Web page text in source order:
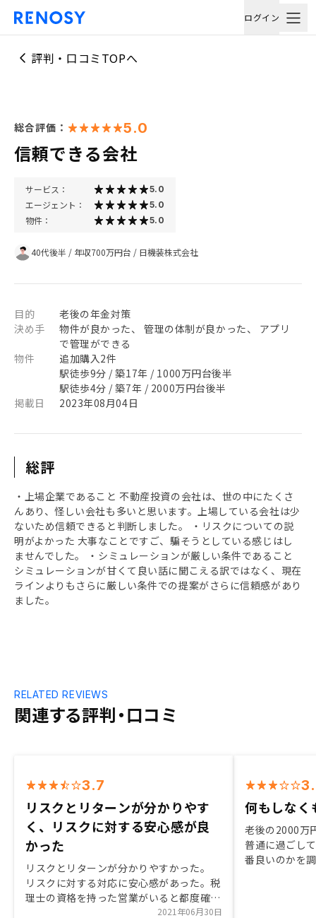
ログイン
評判・口コミTOPへ
総合評価： 5.0
信頼できる会社
サービス： 5.0
エージェント： 5.0
物件： 5.0
40代後半 / 年収700万円台 / 日機装株式会社
目的
老後の年金対策
決め手
物件が良かった、 管理の体制が良かった、 アプリ
で管理ができる
物件
追加購入2件
駅徒歩9分 / 築17年 / 1000万円台後半
駅徒歩4分 / 築7年 / 2000万円台後半
掲載日
2023年08月04日
総評
・上場企業であること 不動産投資の会社は、世の中にたくさ
んあり、怪しい会社も多いと思います。上場している会社は少
ないため信頼できると判断しました。 ・リスクについての説
明がよかった 大事なことですご、騙そうとしている感じはし
ませんでした。 ・シミュレーションが厳しい条件であること
シミュレーションが甘くて良い話に聞こえる訳ではなく、現在
ラインよりもさらに厳しい条件での提案がさらに信頼感があり
ました。
関連する評判・口コミ
RELATED REVIEWS
3.7
リスクとリターンが分かりやす
く、リスクに対する安心感が良
かった
リスクとリターンが分かりやすかった。
リスクに対する対応に安心感があった。税
理士の資格を持った営業がいると都度確認
2021年06月30日
何もしなく
老後の2000万
普通に過ごし
番良いのかを